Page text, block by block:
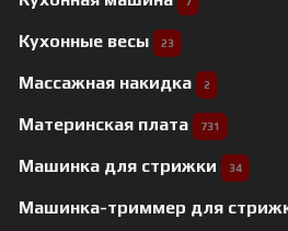
Кухонные весы 23
Массажная накидка 2
Материнская плата 731
Машинка для стрижки 34
Машинка-триммер для